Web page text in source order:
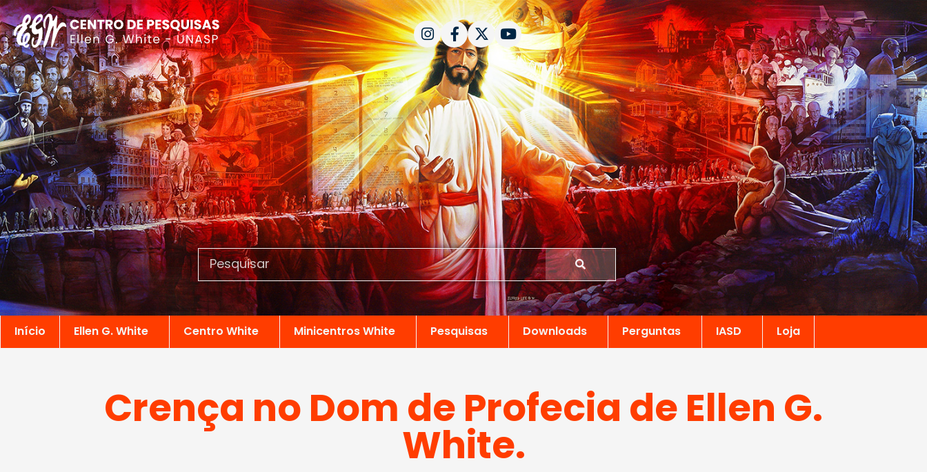
Início Ellen G. White Centro White Minicentros White Pesquisas Downloads Perguntas IASD Loja
Crença no Dom de Profecia de Ellen G.
White.